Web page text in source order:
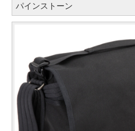
パインストーン